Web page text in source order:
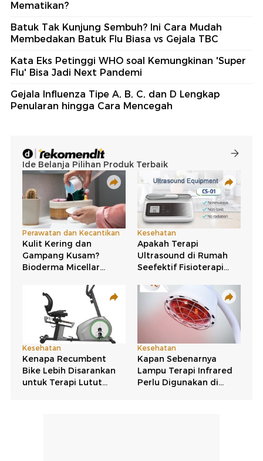
Mematikan?
Batuk Tak Kunjung Sembuh? Ini Cara Mudah
Membedakan Batuk Flu Biasa vs Gejala TBC
Kata Eks Petinggi WHO soal Kemungkinan 'Super
Flu' Bisa Jadi Next Pandemi
Gejala Influenza Tipe A, B, C, dan D Lengkap
Penularan hingga Cara Mencegah